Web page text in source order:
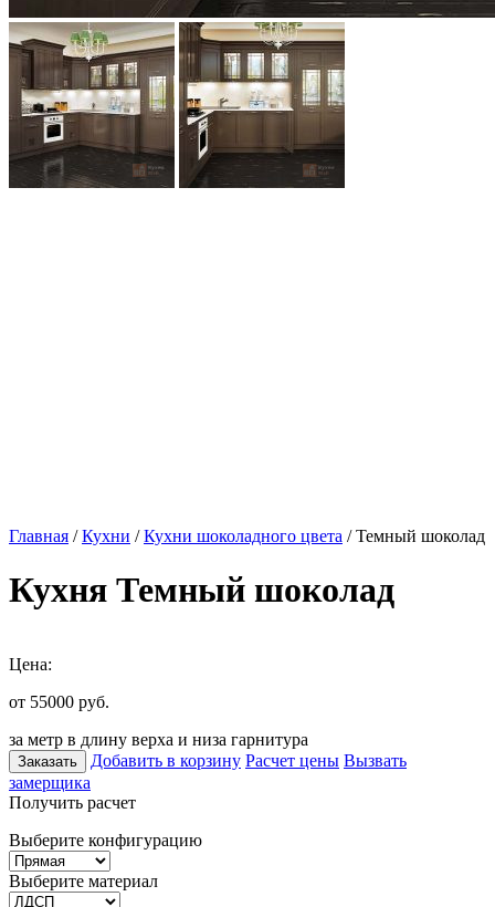
Главная /Кухни /Кухни шоколадного цвета / Темный шоколад
Кухня Темный шоколад
Цена:
от 55000 руб.
за метр в длину верха и низа гарнитура
Заказать Добавить в корзину Расчет цены Вызвать
замерщика
Получить расчет
Выберите конфигурацию
Выберите материал